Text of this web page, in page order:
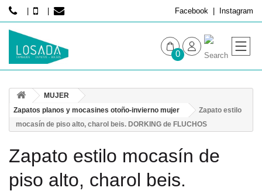
Facebook Instagram
0
HOMBRE
MUJER
Zapatos planos y mocasines otoño-invierno mujer
Zapato estilo
mocasín de piso alto, charol beis. DORKING de FLUCHOS
Zapato estilo mocasín de
piso alto, charol beis.